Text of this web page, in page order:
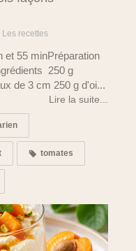
Les recettes
et 55 minPréparation
250 g
de 3 cm 250 g d'oi...
Lire la suite...
tomates